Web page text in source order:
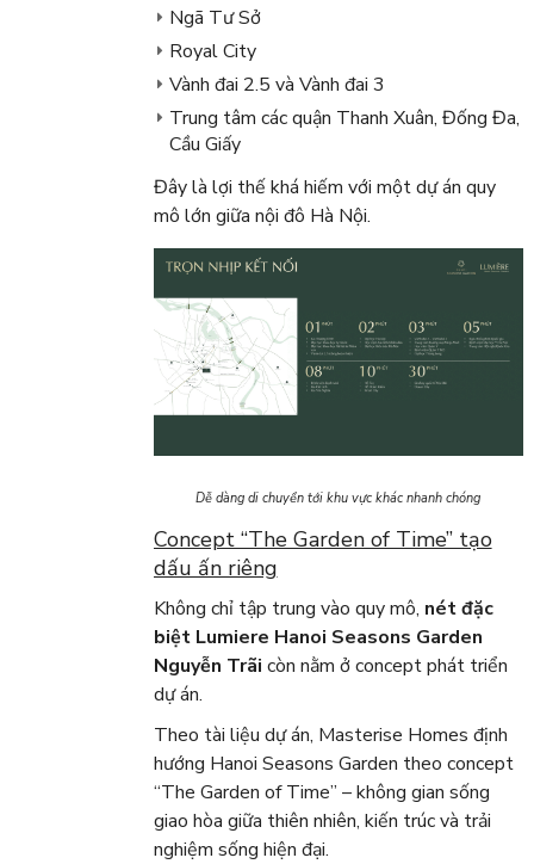
Ngã Tư Sở
Royal City
Vành đai 2.5 và Vành đai 3
Trung tâm các quận Thanh Xuân, Đống Đa,
Cầu Giấy
Đây là lợi thế khá hiếm với một dự án quy
mô lớn giữa nội đô Hà Nội.
Dễ dàng di chuyển tới khu vực khác nhanh chóng
Concept “The Garden of Time” tạo
dấu ấn riêng
Không chỉ tập trung vào quy mô, nét đặc
biệt Lumiere Hanoi Seasons Garden
Nguyễn Trãi còn nằm ở concept phát triển
dự án.
Theo tài liệu dự án, Masterise Homes định
hướng Hanoi Seasons Garden theo concept
“The Garden of Time” – không gian sống
giao hòa giữa thiên nhiên, kiến trúc và trải
nghiệm sống hiện đại.